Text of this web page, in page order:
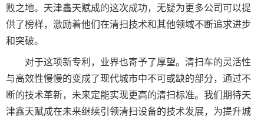
败之地。天津鑫天赋成的这次成功，无疑为更多公司可以提
供了榜样，激励着他们在清扫技术和其他领域不断追求进步
和突破。
对于这项新专利，业界也寄予了厚望。清扫车的灵活性
与高效性慢慢的变成了现代城市中不可或缺的部分，通过不
断的技术革新，未来定能实现更高的清扫标准。我们期待天
津鑫天赋成在未来继续引领清扫设备的技术发展，为提升城